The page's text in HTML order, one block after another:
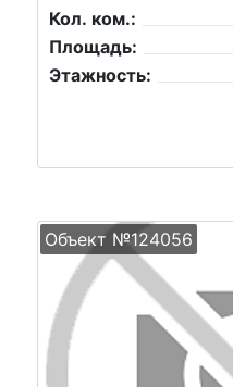
Кол. ком.:
Площадь:
Этажность:
Объект №124056